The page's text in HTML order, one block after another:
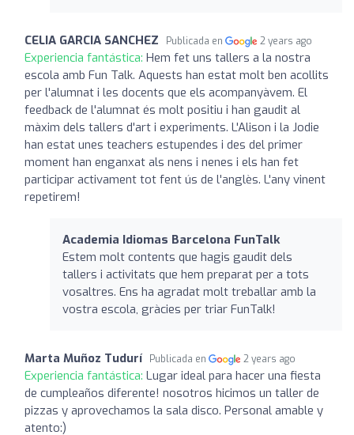
CELIA GARCIA SANCHEZ Publicada en 2 years ago
Experiencia fantástica: Hem fet uns tallers a la nostra
escola amb Fun Talk. Aquests han estat molt ben acollits
per l'alumnat i les docents que els acompanyàvem. El
feedback de l'alumnat és molt positiu i han gaudit al
màxim dels tallers d'art i experiments. L'Alison i la Jodie
han estat unes teachers estupendes i des del primer
moment han enganxat als nens i nenes i els han fet
participar activament tot fent ús de l'anglès. L'any vinent
repetirem!
Academia Idiomas Barcelona FunTalk
Estem molt contents que hagis gaudit dels
tallers i activitats que hem preparat per a tots
vosaltres. Ens ha agradat molt treballar amb la
vostra escola, gràcies per triar FunTalk!
Marta Muñoz Tudurí Publicada en 2 years ago
Experiencia fantástica: Lugar ideal para hacer una fiesta
de cumpleaños diferente! nosotros hicimos un taller de
pizzas y aprovechamos la sala disco. Personal amable y
atento:)